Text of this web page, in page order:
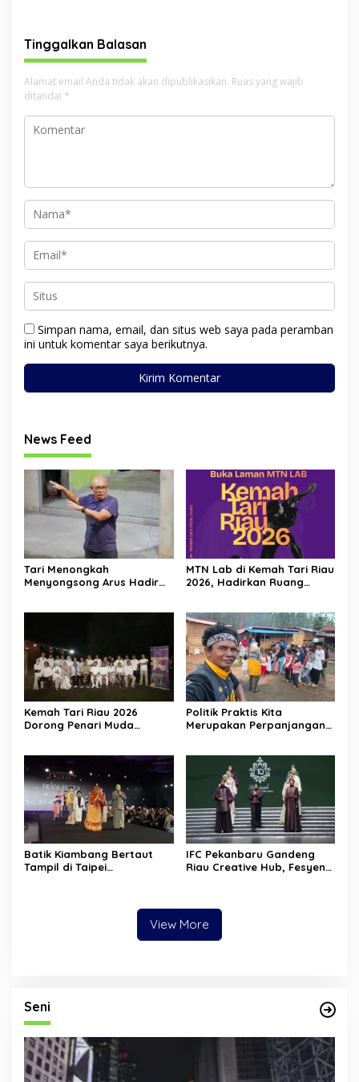
Tinggalkan Balasan
Alamat email Anda tidak akan dipublikasikan. Ruas yang wajib
ditandai *
Simpan nama, email, dan situs web saya pada peramban
ini untuk komentar saya berikutnya.
News Feed
Tari Menongkah
Menyongsong Arus Hadir
MTN Lab di Kemah Tari Riau
2026, Hadirkan Ruang
Tari Muda Indonesia
Kemah Tari Riau 2026
Dorong Penari Muda
Politik Praktis Kita
Merupakan Perpanjangan
Batik Kiambang Bertaut
Tampil di Taipei
IFC Pekanbaru Gandeng
Riau Creative Hub, Fesyen
View More
Seni